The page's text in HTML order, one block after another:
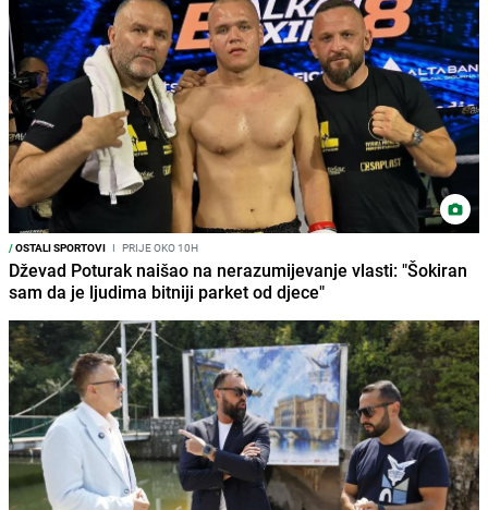
/OSTALI SPORTOVI I PRIJE OKO 10H
Dževad Poturak naišao na nerazumijevanje vlasti: "Šokiran
sam da je ljudima bitniji parket od djece"